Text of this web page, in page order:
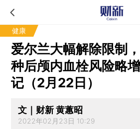
健康
爱尔兰大幅解除限制
种后颅内血栓风险略
记（2月22日）
文｜财新 黄蕙昭
2022年02月23日 10:29